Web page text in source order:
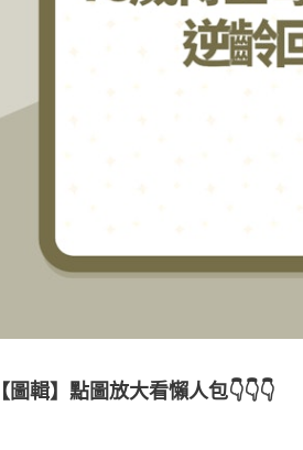
【圖輯】點圖放大看懶人包👇👇👇